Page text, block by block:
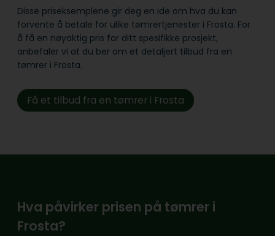
Disse priseksemplene gir deg en ide om hva du kan
forvente å betale for ulike tømrertjenester i Frosta. For
å få en nøyaktig pris for ditt spesifikke prosjekt,
anbefaler vi at du ber om et detaljert tilbud fra en
tømrer i Frosta.
Få et tilbud fra en tømrer i Frosta
Hva påvirker prisen på tømrer i
Frosta?